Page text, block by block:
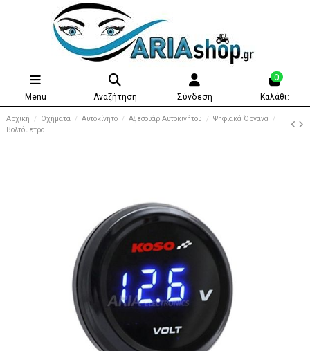
Menu Αναζήτηση Σύνδεση
0
Καλάθι:
Αρχική Οχήματα Αυτοκίνητο Αξεσουάρ Αυτοκινήτου
Ψηφιακά Όργανα
Βολτόμετρο